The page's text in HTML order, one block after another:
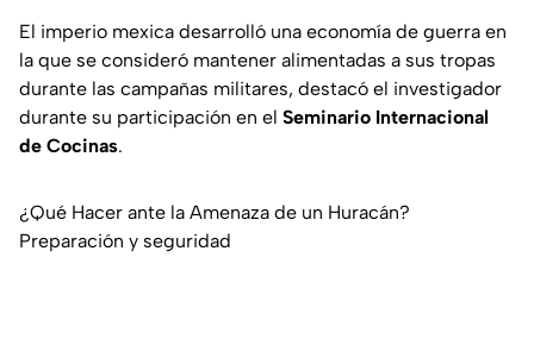
El imperio mexica desarrolló una economía de guerra en
la que se consideró mantener alimentadas a sus tropas
durante las campañas militares, destacó el investigador
durante su participación en el Seminario Internacional
de Cocinas.
¿Qué Hacer ante la Amenaza de un Huracán?
Preparación y seguridad